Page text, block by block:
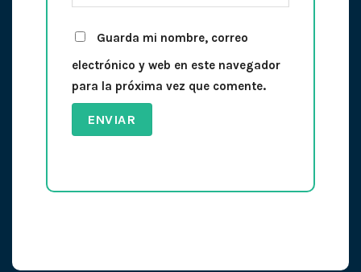
Guarda mi nombre, correo
electrónico y web en este navegador
para la próxima vez que comente.